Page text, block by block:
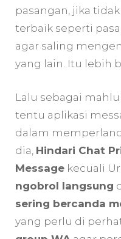
pasangan, jika
terbaik seperti
agar saling
yang lain. Itu lebih
Lalu sebagai
tentu aplikasi
dalam
dia, Hindari Chat
Message kecuali
ngobrol langsung
sering bercanda
yang perlu di